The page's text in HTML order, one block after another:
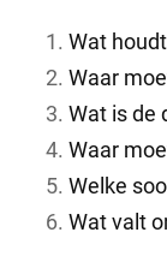
Wat
Waar
Wat is de
Waar
Welke
Wat valt